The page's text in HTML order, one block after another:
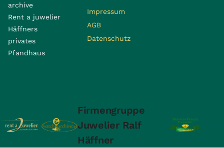
archive
Rent a juwelier
Häffners
privates
Pfandhaus
Impressum
AGB
Datenschutz
Firmengruppe
Juwelier Ralf
Häffner